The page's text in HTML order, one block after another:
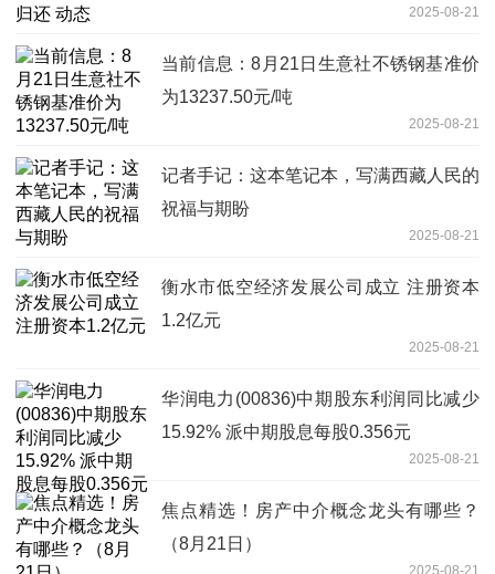
2025-08-21
当前信息：8月21日生意社不锈钢基准价
为13237.50元/吨
2025-08-21
记者手记：这本笔记本，写满西藏人民的
祝福与期盼
2025-08-21
衡水市低空经济发展公司成立 注册资本
1.2亿元
2025-08-21
华润电力(00836)中期股东利润同比减少
15.92% 派中期股息每股0.356元
2025-08-21
焦点精选！房产中介概念龙头有哪些？
（8月21日）
2025-08-21